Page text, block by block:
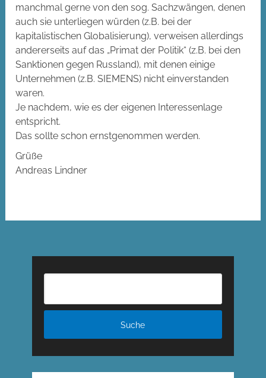
manchmal gerne von den sog. Sachzwängen, denen
auch sie unterliegen würden (z.B. bei der
kapitalistischen Globalisierung), verweisen allerdings
andererseits auf das „Primat der Politik“ (z.B. bei den
Sanktionen gegen Russland), mit denen einige
Unternehmen (z.B. SIEMENS) nicht einverstanden
waren.
Je nachdem, wie es der eigenen Interessenlage
entspricht.
Das sollte schon ernstgenommen werden.
Grüße
Andreas Lindner